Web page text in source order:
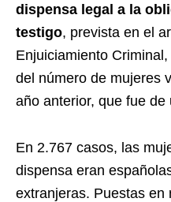
dispensa legal a la
testigo, prevista en el
Enjuiciamiento
del número de mujeres
año anterior, que fue de
En 2.767 casos, las
dispensa eran
extranjeras. Puestas en